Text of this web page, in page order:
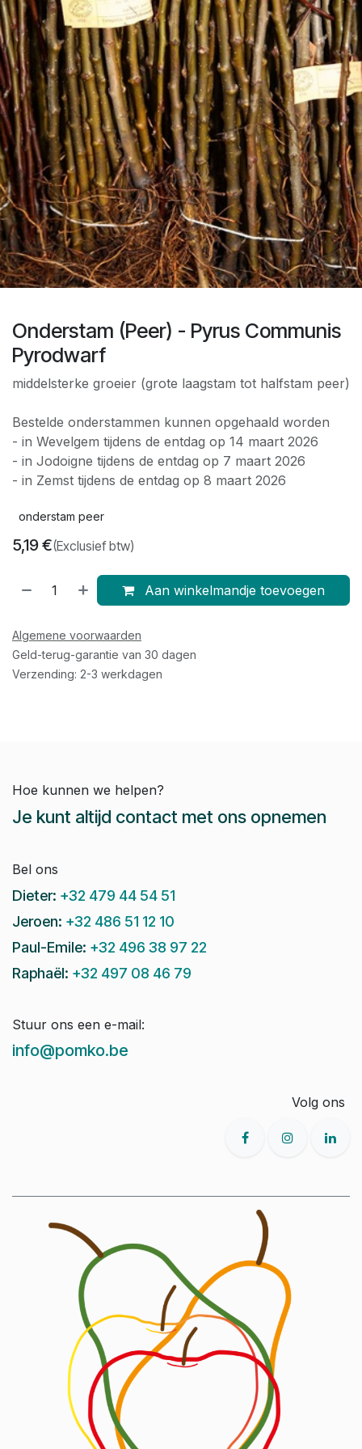
Onderstam (Peer) - Pyrus Communis
Pyrodwarf
middelsterke groeier (grote laagstam tot halfstam peer)
Bestelde onderstammen kunnen opgehaald worden
- in Wevelgem tijdens de entdag op 14 maart 2026
- in Jodoigne tijdens de entdag op 7 maart 2026
- in Zemst tijdens de entdag op 8 maart 2026
onderstam peer
5,19€(Exclusief btw)
Aan winkelmandje toevoegen
Algemene voorwaarden
Geld-terug-garantie van 30 dagen
Verzending: 2-3 werkdagen
Hoe kunnen we helpen?
Je kunt altijd contact met ons opnemen
Bel ons
Dieter: +32 479 44 54 51
Jeroen: +32 486 51 12 10
Paul-Emile: +32 496 38 97 22
Raphaël: +32 497 08 46 79
Stuur ons een e-mail:
info@pomko.be
Volg ons